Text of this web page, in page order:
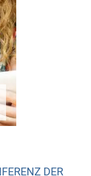
DER